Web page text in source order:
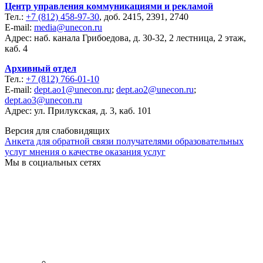
Центр управления коммуникациями и рекламой
Тел.: +7 (812) 458-97-30, доб. 2415, 2391, 2740
E-mail: media@unecon.ru
Адрес: наб. канала Грибоедова, д. 30-32, 2 лестница, 2 этаж,
каб. 4
Архивный отдел
Тел.: +7 (812) 766-01-10
E-mail: dept.ao1@unecon.ru; dept.ao2@unecon.ru;
dept.ao3@unecon.ru
Адрес: ул. Прилукская, д. 3, каб. 101
Версия для слабовидящих
Анкета для обратной связи получателями образовательных
услуг мнения о качестве оказания услуг
Мы в социальных сетях